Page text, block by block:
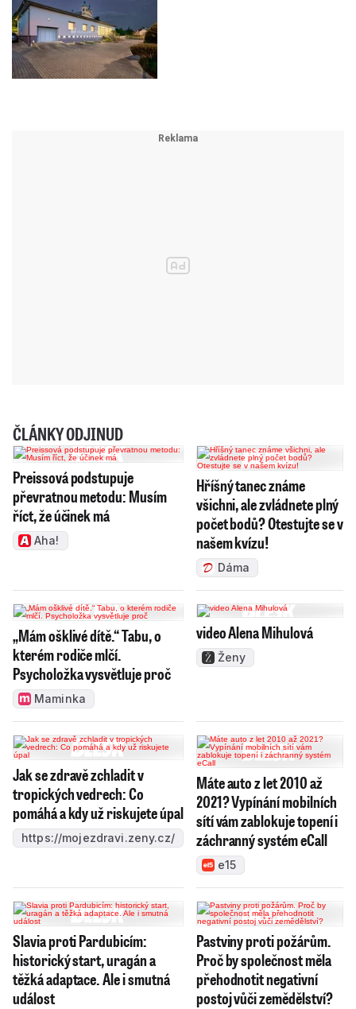
ČLÁNKY ODJINUD
Preissová podstupuje
převratnou metodu: Musím
říct, že účinek má
Aha!
Hříšný tanec známe
všichni, ale zvládnete plný
počet bodů? Otestujte se v
našem kvízu!
Dáma
„Mám ošklivé dítě.“ Tabu, o
kterém rodiče mlčí.
Psycholožka vysvětluje proč
Maminka
video Alena Mihulová
Ženy
Jak se zdravě zchladit v
tropických vedrech: Co
pomáhá a kdy už riskujete úpal
https://mojezdravi.zeny.cz/
Máte auto z let 2010 až
2021? Vypínání mobilních
sítí vám zablokuje topení i
záchranný systém eCall
e15
Slavia proti Pardubicím:
historický start, uragán a
těžká adaptace. Ale i smutná
událost
Pastviny proti požárům.
Proč by společnost měla
přehodnotit negativní
postoj vůči zemědělství?